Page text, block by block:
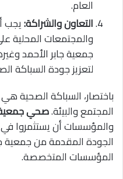
العام.
التعاون والشراكة:يجب
والمجتمعات المحلية
جمعية جابر الأحمد
لتعزيز جودة السباكة
باختصار، السباكة
المجتمع والبيئة.صحي جمعية
والمؤسسات أن يستثمروا
الجودة المقدمة من جمعية
المؤسسات المتخصصة.